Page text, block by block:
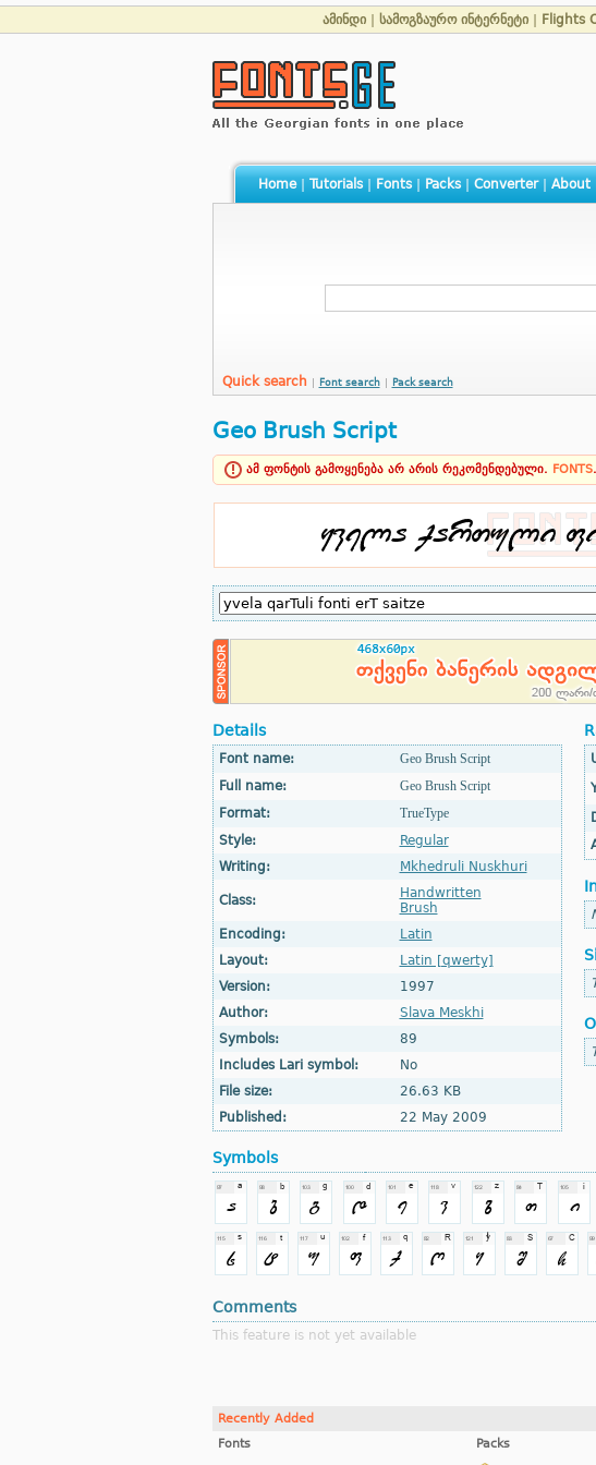
ამინდი სამოგზაურო ინტერნეტი Flights
Home| Tutorials| Fonts| Packs| Converter| About|
Quick search Font search Pack search
Geo Brush Script
ამ ფონტის გამოყენება არ არის რეკომენდებული. FONTS.
Details
Font name:
Geo Brush Script
Full name:
Geo Brush Script
Format:
TrueType
Style:
Regular
Writing:
Mkhedruli Nuskhuri
Class:
Handwritten
Brush
Encoding:
Latin
Layout:
Latin [qwerty]
Version:
1997
Author:
Slava Meskhi
Symbols:
89
Includes Lari symbol:
No
File size:
26.63 KB
Published:
22 May 2009
Symbols
Comments
This feature is not yet available
Recently Added
Fonts
Packs